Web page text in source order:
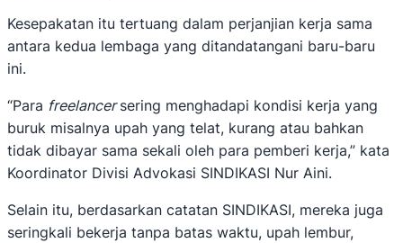
Kesepakatan itu tertuang dalam perjanjian kerja sama
antara kedua lembaga yang ditandatangani baru-baru
ini.
“Para freelancersering menghadapi kondisi kerja yang
buruk misalnya upah yang telat, kurang atau bahkan
tidak dibayar sama sekali oleh para pemberi kerja,” kata
Koordinator Divisi Advokasi SINDIKASI Nur Aini.
Selain itu, berdasarkan catatan SINDIKASI, mereka juga
seringkali bekerja tanpa batas waktu, upah lembur,